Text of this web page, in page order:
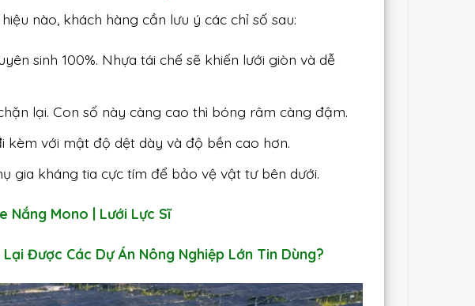
nào, khách hàng cần lưu ý các chỉ số sau:
sinh 100%. Nhựa tái chế sẽ khiến lưới giòn và dễ
lại. Con số này càng cao thì bóng râm càng đậm.
kèm với mật độ dệt dày và độ bền cao hơn.
gia kháng tia cực tím để bảo vệ vật tư bên dưới.
Nắng Mono | Lưới Lực Sĩ
Được Các Dự Án Nông Nghiệp Lớn Tin Dùng?